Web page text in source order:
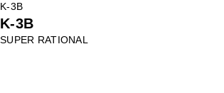
K-3B
K-3B
SUPER RATIONAL